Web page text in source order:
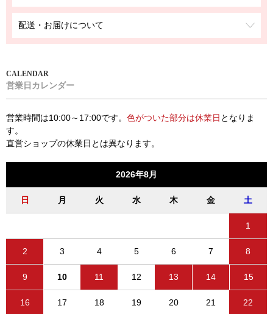
配送・お届けについて
営業日カレンダー
営業時間は10:00～17:00です。 色がついた部分は休業日 となりま
す。
直営ショップの休業日とは異なります。
2026年8月
日 月 火 水 木 金 土
1
2 3 4 5 6 7 8
9 10 11 12 13 14 15
16 17 18 19 20 21 22